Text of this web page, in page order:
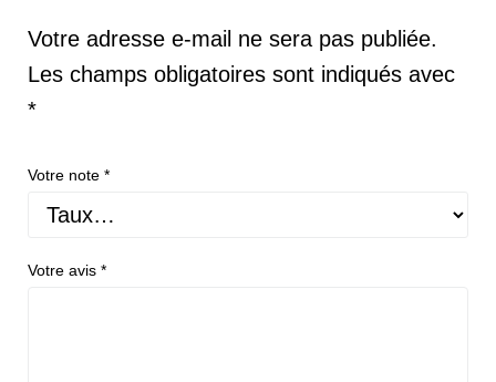
Votre adresse e-mail ne sera pas publiée.
Les champs obligatoires sont indiqués avec
*
Votre note *
Votre avis *